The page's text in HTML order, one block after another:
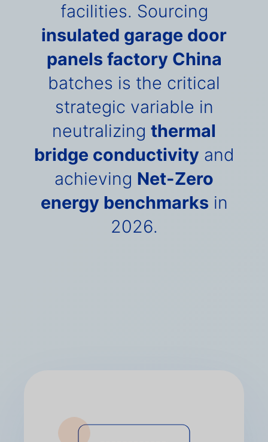
facilities. Sourcing
insulated garage door
panels factory China
batches is the critical
strategic variable in
neutralizing thermal
bridge conductivityand
achieving Net-Zero
energy benchmarks in
2026.